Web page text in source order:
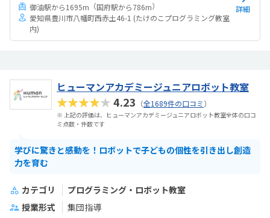
御油駅から1695m （国府駅から786m）
愛知県豊川市八幡町西赤土46-1 (たけのこプログラミング教室
内)
詳細
ヒューマンアカデミージュニアロボット教室
★★★★★4.23 （全1689件の口コミ）
※ 上記の評価は、ヒューマンアカデミージュニアロボット教室全体の口コ
ミ点数・件数です
学びに驚きと感動を！ロボットで子どもの個性を引き出し創造
力を育む
カテゴリ
プログラミング・ロボット教室
授業形式
集団指導